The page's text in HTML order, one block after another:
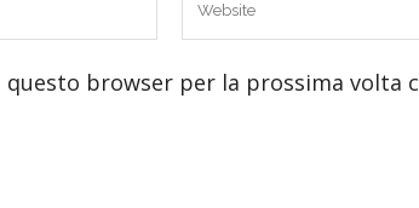
browser per la prossima volta